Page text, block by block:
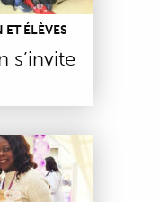
ET ÉLÈVES
s’invite